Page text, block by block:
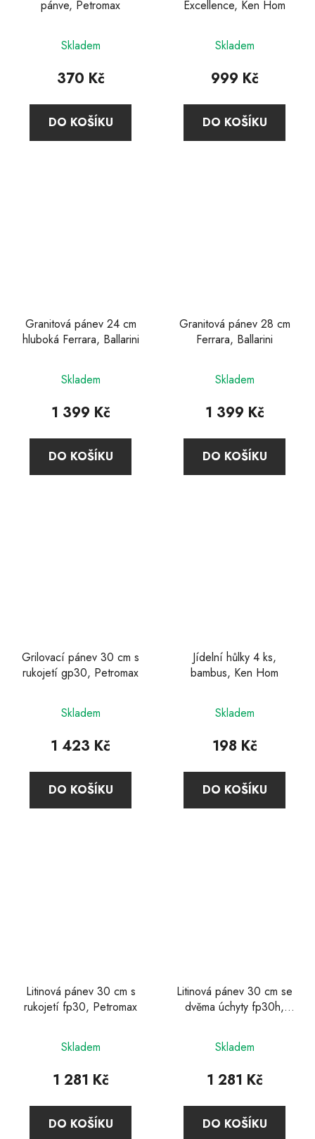
pánve, Petromax
Skladem
370 Kč
DO KOŠÍKU
Excellence, Ken Hom
Skladem
999 Kč
DO KOŠÍKU
Granitová pánev 24 cm
hluboká Ferrara, Ballarini
Skladem
1 399 Kč
DO KOŠÍKU
Granitová pánev 28 cm
Ferrara, Ballarini
Skladem
1 399 Kč
DO KOŠÍKU
Grilovací pánev 30 cm s
rukojetí gp30, Petromax
Skladem
1 423 Kč
DO KOŠÍKU
Jídelní hůlky 4 ks,
bambus, Ken Hom
Skladem
198 Kč
DO KOŠÍKU
Litinová pánev 30 cm s
rukojetí fp30, Petromax
Skladem
1 281 Kč
DO KOŠÍKU
Litinová pánev 30 cm se
dvěma úchyty fp30h,
hodnocení
produktu
5,0
z
Skladem
1 281 Kč
DO KOŠÍKU